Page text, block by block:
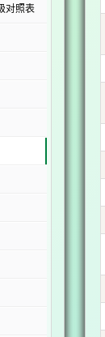
对照表